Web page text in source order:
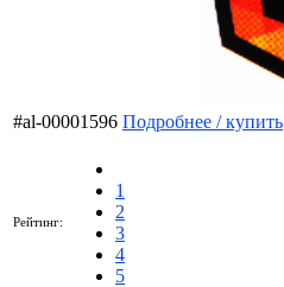
#al-00001596 Подробнее / купить
Рейтинг:
1
2
3
4
5